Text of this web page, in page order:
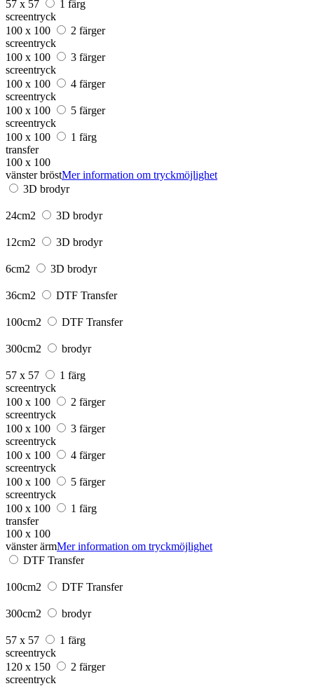
57 x 57
1 färg
screentryck
100 x 100
2 färger
screentryck
100 x 100
3 färger
screentryck
100 x 100
4 färger
screentryck
100 x 100
5 färger
screentryck
100 x 100
1 färg
transfer
100 x 100
vänster bröstMer information om tryckmöjlighet
3D brodyr
24cm2 3D brodyr
12cm2 3D brodyr
6cm2 3D brodyr
36cm2 DTF Transfer
100cm2 DTF Transfer
300cm2 brodyr
57 x 57
1 färg
screentryck
100 x 100
2 färger
screentryck
100 x 100
3 färger
screentryck
100 x 100
4 färger
screentryck
100 x 100
5 färger
screentryck
100 x 100
1 färg
transfer
100 x 100
vänster ärmMer information om tryckmöjlighet
DTF Transfer
100cm2 DTF Transfer
300cm2 brodyr
57 x 57
1 färg
screentryck
120 x 150
2 färger
screentryck